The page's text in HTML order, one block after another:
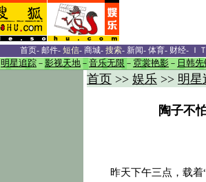
首页- 邮件- 短信- 商城- 搜索- 新闻- 体育- 财经- Ｉ
明星追踪 － 影视天地 － 音乐无限 － 霓裳艳影 － 日韩先
首页 >> 娱乐 >> 明星
陶子不
昨天下午三点，载着